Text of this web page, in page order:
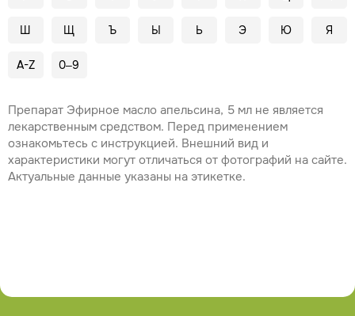
Ш Щ Ъ Ы Ь Э Ю Я
A-Z 0–9
Препарат Эфирное масло апельсина, 5 мл не является
лекарственным средством. Перед применением
ознакомьтесь с инструкцией. Внешний вид и
характеристики могут отличаться от фотографий на сайте.
Актуальные данные указаны на этикетке.